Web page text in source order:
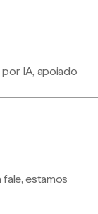
IA, apoiado
estamos